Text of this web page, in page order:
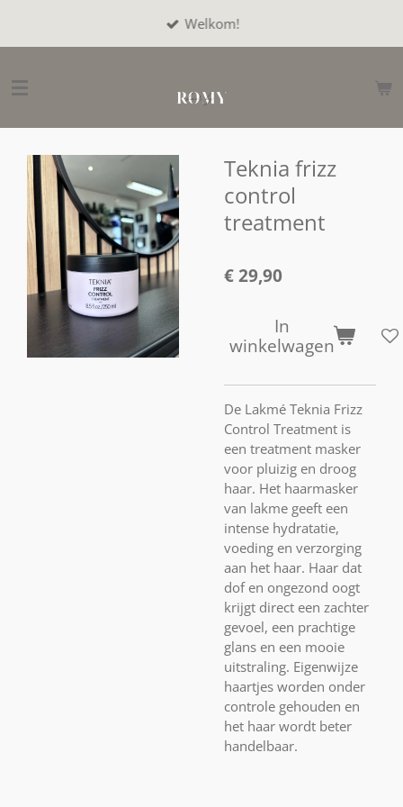
de
hoofdinhoud
Welkom!
Teknia frizz
control
treatment
€ 29,90
In
winkelwagen
De Lakmé Teknia Frizz
Control Treatment is
een treatment masker
voor pluizig en droog
haar. Het haarmasker
van lakme geeft een
intense hydratatie,
voeding en verzorging
aan het haar. Haar dat
dof en ongezond oogt
krijgt direct een zachter
gevoel, een prachtige
glans en een mooie
uitstraling. Eigenwijze
haartjes worden onder
controle gehouden en
het haar wordt beter
handelbaar.